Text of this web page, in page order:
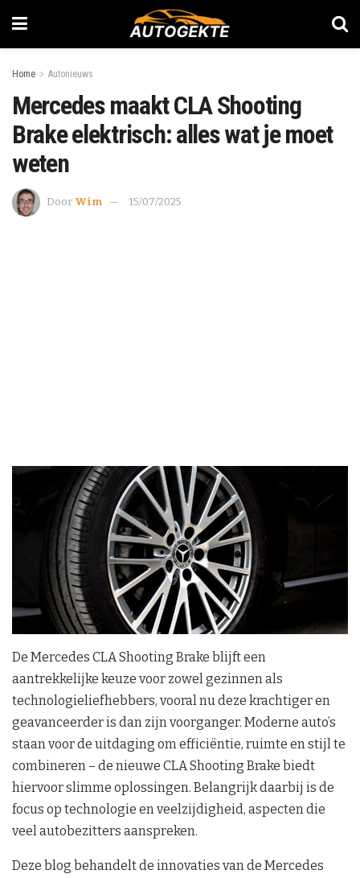
Home Autonieuws
Mercedes maakt CLA Shooting
Brake elektrisch: alles wat je moet
weten
Door Wim 15/07/2025
De Mercedes CLA Shooting Brake blijft een
aantrekkelijke keuze voor zowel gezinnen als
technologieliefhebbers, vooral nu deze krachtiger en
geavanceerder is dan zijn voorganger. Moderne auto’s
staan voor de uitdaging om efficiëntie, ruimte en stijl te
combineren – de nieuwe CLA Shooting Brake biedt
hiervoor slimme oplossingen. Belangrijk daarbij is de
focus op technologie en veelzijdigheid, aspecten die
veel autobezitters aanspreken.
Deze blog behandelt de innovaties van de Mercedes